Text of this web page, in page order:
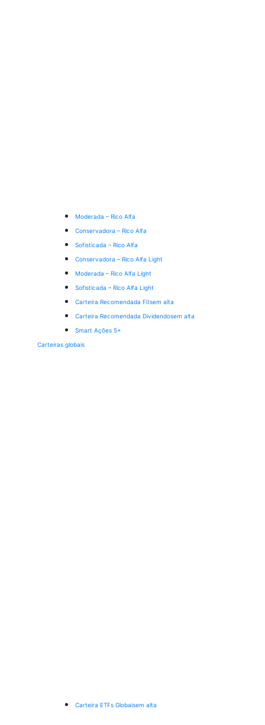
Moderada – Rico Alfa
Conservadora – Rico Alfa
Sofisticada – Rico Alfa
Conservadora – Rico Alfa Light
Moderada – Rico Alfa Light
Sofisticada – Rico Alfa Light
Carteira Recomendada FIIsem alta
Carteira Recomendada Dividendosem alta
Smart Ações 5+
Carteiras globais
Carteira ETFs Globaisem alta